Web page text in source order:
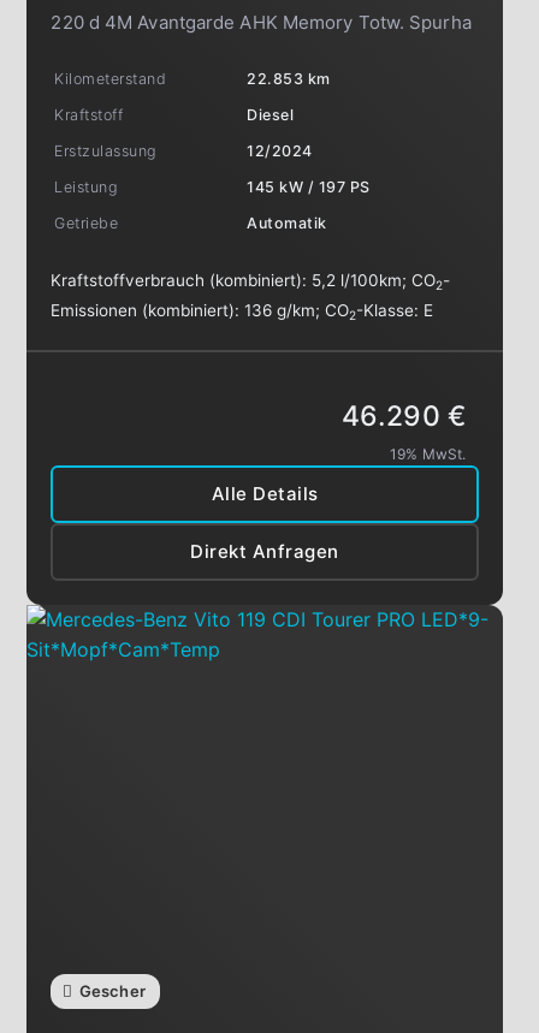
220 d 4M Avantgarde AHK Memory Totw. Spurha
Kilometerstand
22.853 km
Kraftstoff
Diesel
Erstzulassung
12/2024
Leistung
145 kW / 197 PS
Getriebe
Automatik
Kraftstoffverbrauch (kombiniert): 5,2 l/100km;CO2-
Emissionen (kombiniert):136 g/km;CO2-Klasse: E
Alle Details
Direkt Anfragen
46.290 €
19% MwSt.
Gescher